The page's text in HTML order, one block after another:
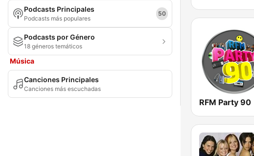
Podcasts Principales
Podcasts más populares
50
Podcasts por Género
18 géneros temáticos
Música
Canciones Principales
Canciones más escuchadas
RFM Party 90